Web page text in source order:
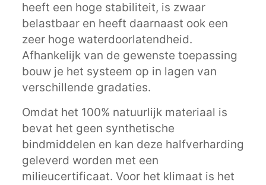
heeft een hoge stabiliteit, is zwaar
belastbaar en heeft daarnaast ook een
zeer hoge waterdoorlatendheid.
Afhankelijk van de gewenste toepassing
bouw je het systeem op in lagen van
verschillende gradaties.
Omdat het 100% natuurlijk materiaal is
bevat het geen synthetische
bindmiddelen en kan deze halfverharding
geleverd worden met een
milieucertificaat. Voor het klimaat is het